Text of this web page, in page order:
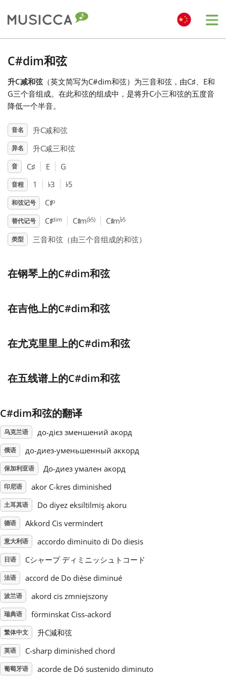
Български
Deutsch
English
Español
한국어
हिन्दी
Italiano
日本語
Polski
Русский
Svenska
Tiếng Việt
简体中文
繁體中文
C#dim和弦
升C减和弦 （英文简写为C#dim和弦）为三音和弦，由C♯、E和
G三个音组成。在此和弦的组成中，是将升C小三和弦的五度音
降低一个半音。
音名 升C减和弦
异名 升C减三和弦
音 C♯ E G
音程 1 ♭3 ♭5
和弦记号 C♯o
替代记号 C♯dim C♯m(♭5) C♯m♭5
类型 三音和弦（由三个音组成的和弦）
在钢琴上的C#dim和弦
在吉他上的C#dim和弦
在尤克里里上的C#dim和弦
在五线谱上的C#dim和弦
C#dim和弦的翻译
乌克兰语 до-дієз зменшений акорд
俄语 до-диез-уменьшенный аккорд
保加利亚语 До-диез умален акорд
印尼语 akor C-kres diminished
土耳其语 Do diyez eksiltilmiş akoru
德语 Akkord Cis vermindert
意大利语 accordo diminuito di Do diesis
日语 Cシャープ ディミニッシュトコード
法语 accord de Do dièse diminué
波兰语 akord cis zmniejszony
瑞典语 förminskat Ciss-ackord
繁体中文 升C減和弦
英语 C-sharp diminished chord
葡萄牙语 acorde de Dó sustenido diminuto